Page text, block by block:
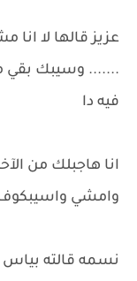
عزيز قالها لا انا
....... وسيبك بقي
فيه دا
انا هاجبلك من
وامشي واسيبكوف
نسمه قالته بياس